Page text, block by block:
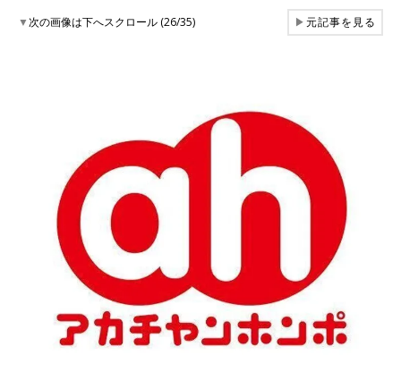
▼次の画像は下へスクロール (26/35) ▶元記事を見る